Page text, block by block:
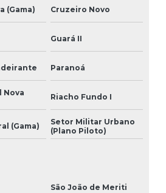
e construção
imobiliária
financeira de obra
estrutural
reforma de fachada e
(Gama) Cruzeiro Novo
Guará II
Paranoá
Nova
Riacho Fundo I
(Gama)
Setor Militar Urbano
(Plano Piloto)
São João de Meriti